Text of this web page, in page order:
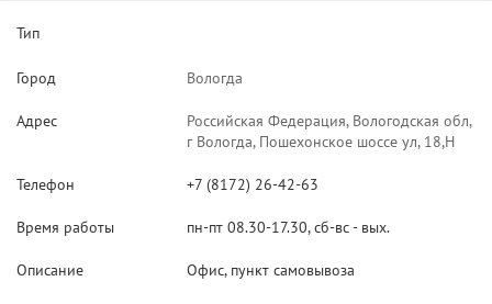
Тип
Город Вологда
Адрес
Российская Федерация, Вологодская обл,
г Вологда, Пошехонское шоссе ул, 18,Н
Телефон +7 (8172) 26-42-63
Время работы пн-пт 08.30-17.30, сб-вс - вых.
Описание Офис, пункт самовывоза